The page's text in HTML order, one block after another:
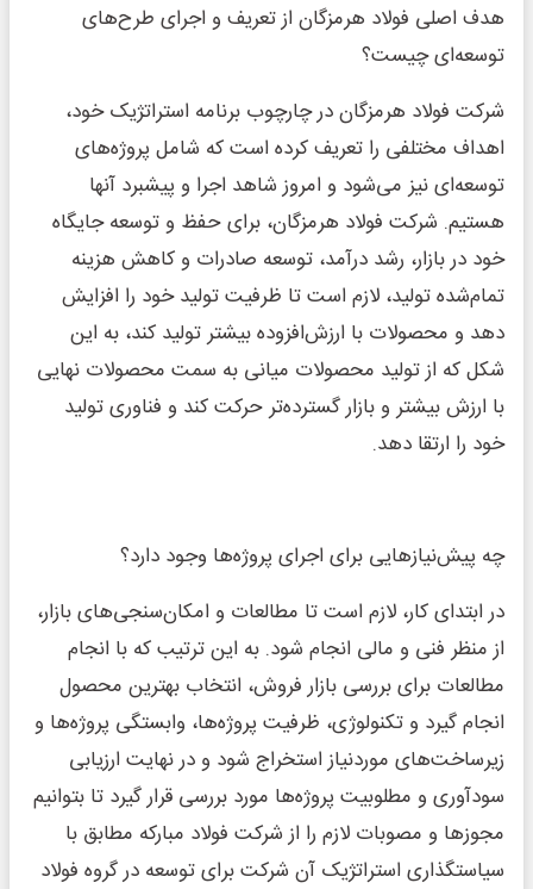
هدف اصلی فولاد هرمزگان از تعریف و اجرای طرح‌‌های
توسعه‌‌ای چیست؟
شرکت فولاد هرمزگان در چارچوب برنامه استراتژیک خود،
اهداف مختلفی را تعریف کرده است که شامل پروژه‌‌های
توسعه‌‌ای نیز می‌شود و امروز شاهد اجرا و پیشبرد آنها
هستیم. شرکت فولاد هرمزگان، برای حفظ و توسعه جایگاه
خود در بازار، رشد درآمد، توسعه صادرات و کاهش هزینه
تمام‌‌شده تولید، لازم است تا ظرفیت تولید خود را افزایش
دهد و محصولات با ارزش‌‌افزوده بیشتر تولید کند، به این
شکل که از تولید محصولات میانی به سمت محصولات نهایی
با ارزش بیشتر و بازار گسترده‌‌تر حرکت کند و فناوری تولید
خود را ارتقا دهد.
چه پیش‌‌نیازهایی برای اجرای پروژه‌‌ها وجود دارد؟
در ابتدای کار، لازم است تا مطالعات و امکان‌‌سنجی‌‌های بازار،
از منظر فنی و مالی انجام شود. به این ترتیب که با انجام
مطالعات برای بررسی بازار فروش، انتخاب بهترین محصول
انجام گیرد و تکنولوژی، ظرفیت پروژه‌‌ها، وابستگی پروژه‌‌ها و
زیرساخت‌‌های موردنیاز استخراج شود و در نهایت ارزیابی
سودآوری و مطلوبیت پروژه‌‌ها مورد بررسی قرار گیرد تا بتوانیم
مجوزها و مصوبات لازم را از شرکت فولاد مبارکه مطابق با
سیاستگذاری استراتژیک آن شرکت برای توسعه در گروه فولاد